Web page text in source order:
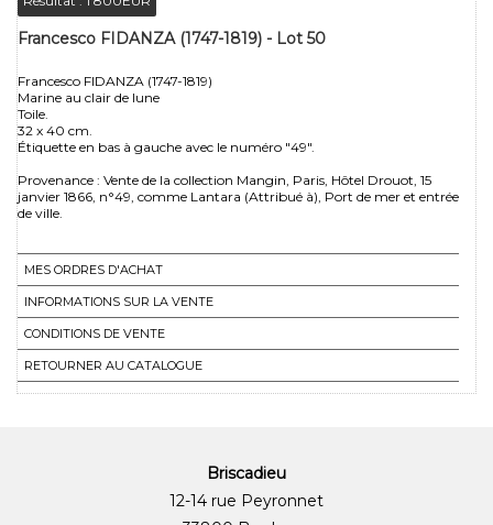
Francesco FIDANZA (1747-1819) - Lot 50
Francesco FIDANZA (1747-1819)
Marine au clair de lune
Toile.
32 x 40 cm.
Étiquette en bas à gauche avec le numéro "49".
Provenance : Vente de la collection Mangin, Paris, Hôtel Drouot, 15
janvier 1866, n°49, comme Lantara (Attribué à), Port de mer et entrée
MES ORDRES D'ACHAT
INFORMATIONS SUR LA VENTE
CONDITIONS DE VENTE
RETOURNER AU CATALOGUE
Briscadieu
12-14 rue Peyronnet